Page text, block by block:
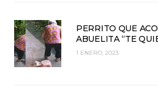
PERRITO QUE
ABUELITA “TE
1 ENERO, 2023